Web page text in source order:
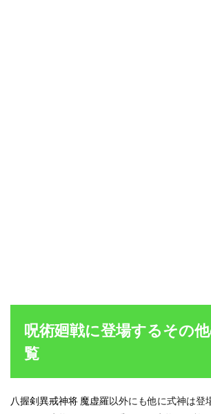
呪術廻戦に登場するその
覧
八握剣異戒神将 魔虚羅以外にも他に式神は登